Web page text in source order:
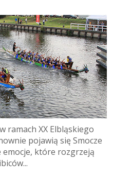
ramach XX Elbląskiego
pojawią się Smocze
emocje, które rozgrzeją